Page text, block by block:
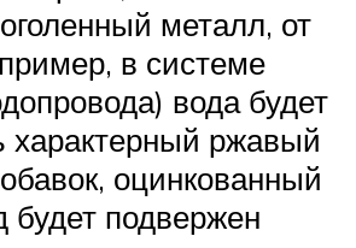
металл, от
в системе
вода будет
характерный ржавый
оцинкованный
будет подвержен